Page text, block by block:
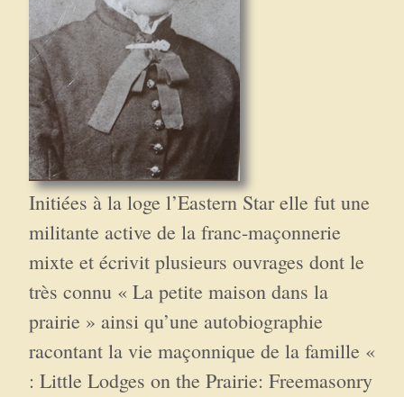
Initiées à la loge l’Eastern Star elle fut une
militante active de la franc-maçonnerie
mixte et écrivit plusieurs ouvrages dont le
très connu « La petite maison dans la
prairie » ainsi qu’une autobiographie
racontant la vie maçonnique de la famille «
: Little Lodges on the Prairie: Freemasonry